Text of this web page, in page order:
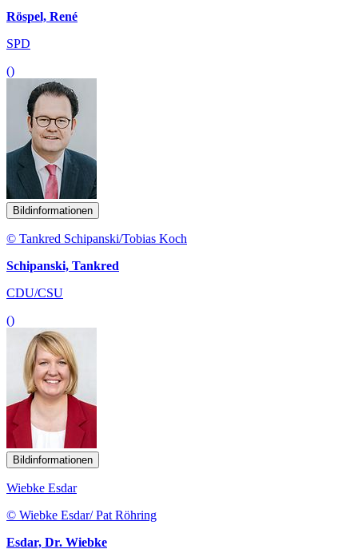
Röspel, René
SPD
()
Bildinformationen
© Tankred Schipanski/Tobias Koch
Schipanski, Tankred
CDU/CSU
()
Bildinformationen
Wiebke Esdar
© Wiebke Esdar/ Pat Röhring
Esdar, Dr. Wiebke